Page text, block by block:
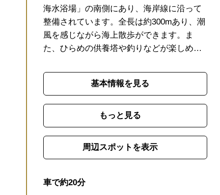
海水浴場」の南側にあり、海岸線に沿って
整備されています。 全長は約300mあり、潮
風を感じながら海上散歩ができます。
ま
た、ひらめの供養塔や釣りなどが楽しめる
数の夕日の名所と言われる笠戸島の夕日も
併せてお楽しみください。
基本情報を見る
もっと見る
周辺スポットを表示
車で約20分